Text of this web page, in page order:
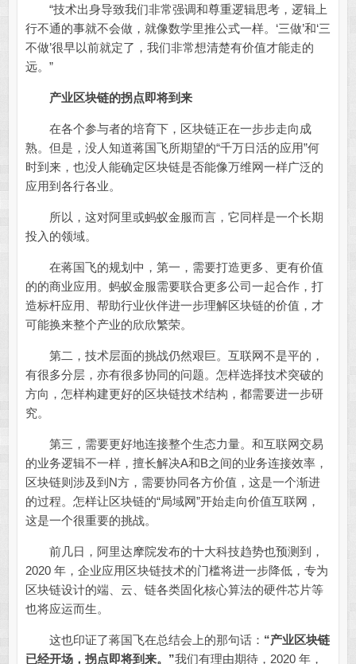
“技术出身导致我们非常强调和尊重逻辑思考，逻辑上
行不通的事就不会做，就像数学里推公式一样。‘三做’和‘三
不做’很早以前就定了，我们非常想清楚有价值才能走的
远。”
产业区块链的拐点即将到来
在各个参与者的培育下，区块链正在一步步走向成
熟。但是，没人知道蒋国飞所期望的“千万日活的应用”何
时到来，也没人能确定区块链是否能像万维网一样广泛的
应用到各行各业。
所以，这对阿里或蚂蚁金服而言，它同样是一个长期
投入的领域。
在蒋国飞的规划中，第一，需要打造更多、更有价值
的的商业应用。蚂蚁金服需要联合更多公司一起合作，打
造标杆应用、帮助行业伙伴进一步理解区块链的价值，才
可能换来整个产业的欣欣繁荣。
第二，技术层面的挑战仍然艰巨。互联网不是平的，
有很多分层，亦有很多协同的问题。怎样选择技术突破的
方向，怎样构建更好的区块链技术结构，都需要进一步研
究。
第三，需要更好地连接整个生态力量。和互联网交易
的业务逻辑不一样，擅长解决A和B之间的业务连接效率，
区块链则涉及到N方，需要协同各方价值，这是一个渐进
的过程。怎样让区块链的“局域网”开始走向价值互联网，
这是一个很重要的挑战。
前几日，阿里达摩院发布的十大科技趋势也预测到，
2020 年，企业应用区块链技术的门槛将进一步降低，专为
区块链设计的端、云、链各类固化核心算法的硬件芯片等
也将应运而生。
这也印证了蒋国飞在总结会上的那句话： “产业区块链
已经开场，拐点即将到来。”我们有理由期待，2020 年，